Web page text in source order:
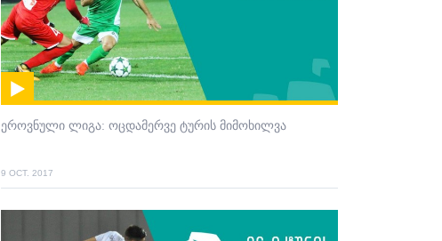
ეროვნული ლიგა: ოცდამერვე ტურის მიმოხილვა
9 OCT. 2017